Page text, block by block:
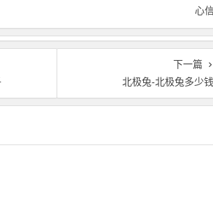
心
下一篇
北极兔-北极兔多少